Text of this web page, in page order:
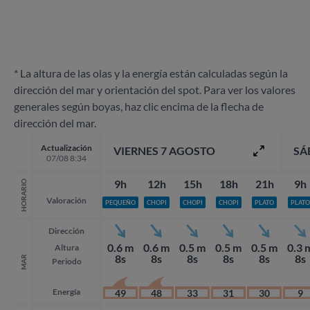
* La altura de las olas y la energía están calculadas según la
dirección del mar y orientación del spot. Para ver los valores
generales según boyas, haz clic encima de la flecha de
dirección del mar.
Actualización
07/08 8:34
HORARIO Valoración
MAR
Dirección
Altura
Periodo
Energía
VIERNES 7 AGOSTO
9h
PEQUEÑO
0.6 m
8s
49
12h
CHOPI
0.6 m
8s
48
15h
CHOPI
0.5 m
8s
33
18h
CHOPI
0.5 m
8s
31
21h
PLATO
0.5 m
8s
30
9h
PLATO
0.3
8s
9